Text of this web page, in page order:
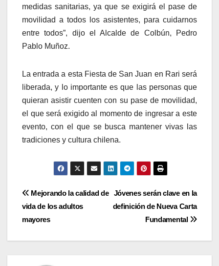
medidas sanitarias, ya que se exigirá el pase de
movilidad a todos los asistentes, para cuidarnos
entre todos”, dijo el Alcalde de Colbún, Pedro
Pablo Muñoz.
La entrada a esta Fiesta de San Juan en Rari será
liberada, y lo importante es que las personas que
quieran asistir cuenten con su pase de movilidad,
el que será exigido al momento de ingresar a este
evento, con el que se busca mantener vivas las
tradiciones y cultura chilena.
Navegación
de
entradas
Jóvenes serán clave en la
definición de Nueva Carta
Fundamental
Mejorando la calidad de
vida de los adultos
mayores